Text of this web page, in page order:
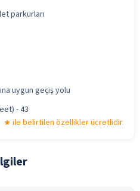
parkurları
uygun geçiş yolu
- 43
ile belirtilen özellikler ücretlidir.